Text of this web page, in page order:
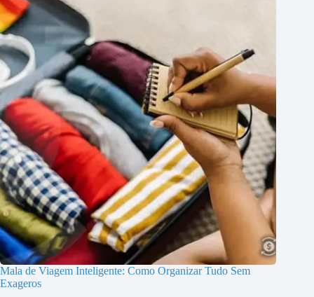
Mala de Viagem Inteligente: Como Organizar Tudo Sem
Exageros